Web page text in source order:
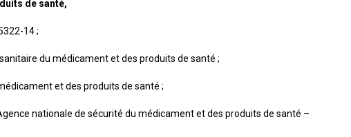
de santé,
14 ;
du médicament et des produits de santé ;
et des produits de santé ;
nationale de sécurité du médicament et des produits de santé –